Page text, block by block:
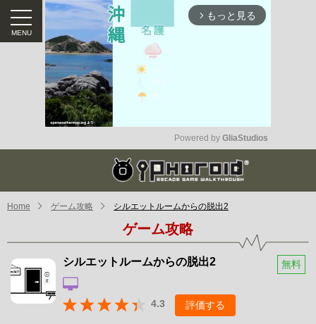
arrow_forward_ios もっと見る
Mute
Powered by GliaStudios
Home ゲーム攻略 シルエットルームからの脱出2
ゲーム攻略
シルエットルームからの脱出2 無料
4.3 評価する